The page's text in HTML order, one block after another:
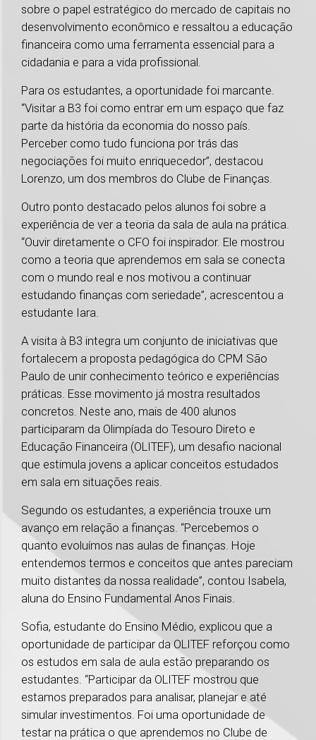
sobre o papel estratégico do mercado de capitais no
desenvolvimento econômico e ressaltou a educação
financeira como uma ferramenta essencial para a
cidadania e para a vida profissional.
Para os estudantes, a oportunidade foi marcante.
“Visitar a B3 foi como entrar em um espaço que faz
parte da história da economia do nosso país.
Perceber como tudo funciona por trás das
negociações foi muito enriquecedor”, destacou
Lorenzo, um dos membros do Clube de Finanças.
Outro ponto destacado pelos alunos foi sobre a
experiência de ver a teoria da sala de aula na prática.
“Ouvir diretamente o CFO foi inspirador. Ele mostrou
como a teoria que aprendemos em sala se conecta
com o mundo real e nos motivou a continuar
estudando finanças com seriedade”, acrescentou a
estudante Iara.
A visita à B3 integra um conjunto de iniciativas que
fortalecem a proposta pedagógica do CPM São
Paulo de unir conhecimento teórico e experiências
práticas. Esse movimento já mostra resultados
concretos. Neste ano, mais de 400 alunos
participaram da Olimpíada do Tesouro Direto e
Educação Financeira (OLITEF), um desafio nacional
que estimula jovens a aplicar conceitos estudados
em sala em situações reais.
Segundo os estudantes, a experiência trouxe um
avanço em relação a finanças. “Percebemos o
quanto evoluímos nas aulas de finanças. Hoje
entendemos termos e conceitos que antes pareciam
muito distantes da nossa realidade”, contou Isabela,
aluna do Ensino Fundamental Anos Finais.
Sofia, estudante do Ensino Médio, explicou que a
oportunidade de participar da OLITEF reforçou como
os estudos em sala de aula estão preparando os
estudantes. “Participar da OLITEF mostrou que
estamos preparados para analisar, planejar e até
simular investimentos. Foi uma oportunidade de
testar na prática o que aprendemos no Clube de